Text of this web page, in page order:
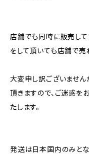
店舗でも同時に販売し
をして頂いても店舗で売
大変申し訳ございません
頂きますので、ご迷惑を
たします。
発送は日本国内のみとな